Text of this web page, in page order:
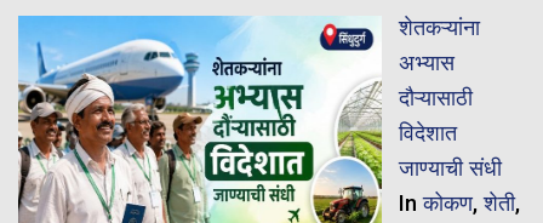
शेतकऱ्यांना
अभ्यास
दौऱ्यासाठी
विदेशात
जाण्याची संधी
Inकोकण,शेती,